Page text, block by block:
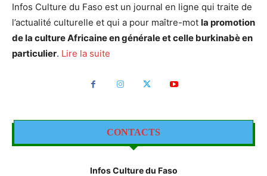
Infos Culture du Faso est un journal en ligne qui traite de
l’actualité culturelle et qui a pour maître-mot la promotion
de la culture Africaine en générale et celle burkinabè en
particulier. Lire la suite
CONTACTS
Infos Culture du Faso